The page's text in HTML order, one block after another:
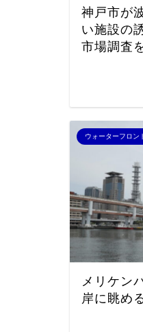
神戸市が
い施設の
市場調査
ウォーターフロン
メリケン
岸に眺め